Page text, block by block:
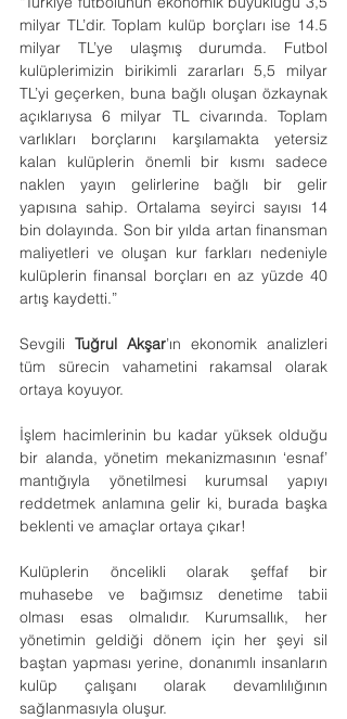
milyar TL’dir. Toplam kulüp borçları ise 14.5
milyar TL’ye ulaşmış durumda. Futbol
kulüplerimizin birikimli zararları 5,5 milyar
TL’yi geçerken, buna bağlı oluşan özkaynak
açıklarıysa 6 milyar TL civarında. Toplam
varlıkları borçlarını karşılamakta yetersiz
kalan kulüplerin önemli bir kısmı sadece
naklen yayın gelirlerine bağlı bir gelir
yapısına sahip. Ortalama seyirci sayısı 14
bin dolayında. Son bir yılda artan finansman
maliyetleri ve oluşan kur farkları nedeniyle
kulüplerin finansal borçları en az yüzde 40
artış kaydetti.”
Sevgili Tuğrul Akşar’ın ekonomik analizleri
tüm sürecin vahametini rakamsal olarak
ortaya koyuyor.
İşlem hacimlerinin bu kadar yüksek olduğu
bir alanda, yönetim mekanizmasının ‘esnaf’
mantığıyla yönetilmesi kurumsal yapıyı
reddetmek anlamına gelir ki, burada başka
beklenti ve amaçlar ortaya çıkar!
Kulüplerin öncelikli olarak şeffaf bir
muhasebe ve bağımsız denetime tabii
olması esas olmalıdır. Kurumsallık, her
yönetimin geldiği dönem için her şeyi sil
baştan yapması yerine, donanımlı insanların
kulüp çalışanı olarak devamlılığının
sağlanmasıyla oluşur.